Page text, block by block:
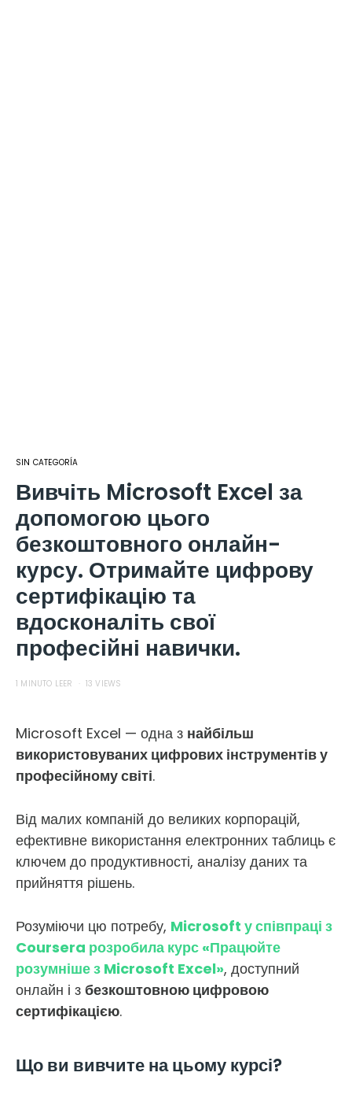
SIN CATEGORÍA
Вивчіть Microsoft Excel за
допомогою цього
безкоштовного онлайн-
курсу. Отримайте цифрову
сертифікацію та
вдосконаліть свої
професійні навички.
1 MINUTO LEER 13 VIEWS
Microsoft Excel — одна з найбільш
використовуваних цифрових інструментів у
професійному світі.
Від малих компаній до великих корпорацій,
ефективне використання електронних таблиць є
ключем до продуктивності, аналізу даних та
прийняття рішень.
Розуміючи цю потребу, Microsoft у співпраці з
Coursera розробила курс «Працюйте
розумніше з Microsoft Excel», доступний
онлайн і з безкоштовною цифровою
сертифікацією.
Що ви вивчите на цьому курсі?